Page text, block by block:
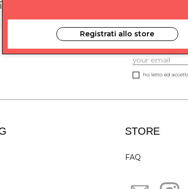
ISCRIVITI
ho letto ed
STORE
FAQ
Registrati allo store